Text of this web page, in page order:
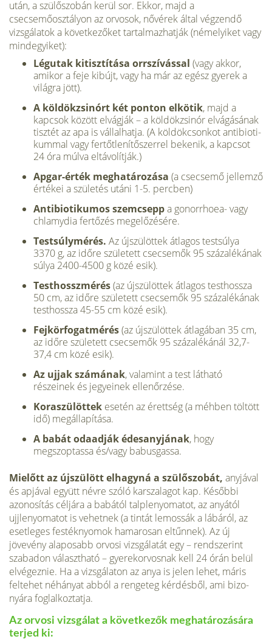
után, a szülőszobán kerül sor. Ekkor, majd a
csecsemőosztá­lyon az orvosok, nővérek által végzendő
vizsgálatok a következőket tartalmazhat­ják (némelyiket vagy
mindegyiket):
Légutak kitisztítása orrszívással (vagy akkor,
amikor a feje kibújt, vagy ha már az egész gyerek a
világra jött).
A köldökzsinórt két ponton elkötik, majd a
kapcsok között elvágják – a köl­dökzsinór elvágásának
tisztét az apa is vállalhatja. (A köldökcsonkot antibioti­
kummal vagy fertőtlenítőszerrel bekenik, a kapcsot
24 óra múlva eltávolítják.)
Apgar-érték meghatározása (a csecse­mő jellemző
értékei a születés utáni 1-5. percben)
Antibiotikumos szemcseppa gonorrhoea- vagy
chlamydia fertőzés megelőzésére.
Testsúlymérés. Az újszülöttek átlagos testsúlya
3370 g, az időre született csecse­mők 95 százalékának
súlya 2400-4500 g közé esik).
Testhosszmérés(az újszülöttek átla­gos testhossza
50 cm, az időre született csecsemők 95 százalékának
testhossza 45-55 cm közé esik).
Fejkörfogatmérés(az újszülöttek átlagá­ban 35 cm,
az időre született csecsemők 95 százalékánál 32,7-
37,4 cm közé esik).
Az ujjak számának, valamint a test lát­ható
részeinek és jegyeinek ellenőrzése.
Koraszülöttek esetén az érettség (a méh­ben töltött
idő) megállapítása.
A babát odaadják édesanyjának, hogy
megszoptassa és/vagy babusgassa.
Mielőtt az újszülött elhagyná a szülő­szobát, anyjával
és apjával együtt névre szóló karszalagot kap. Későbbi
azono­sítás céljára a babától talplenyomatot, az anyától
ujjlenyomatot is vehetnek (a tintát lemossák a lábáról, az
esetleges festéknyomok hamarosan eltűnnek). Az új
jövevény alaposabb orvosi vizsgá­latát egy – rendszerint
szabadon választ­ható – gyerekorvosnak kell 24 órán be­lül
elvégeznie. Ha a vizsgálaton az anya is jelen lehet, máris
feltehet néhányat abból a rengeteg kérdésből, ami bizo­
nyára foglalkoztatja.
Az orvosi vizsgálat a következők meghatározására
terjed ki: